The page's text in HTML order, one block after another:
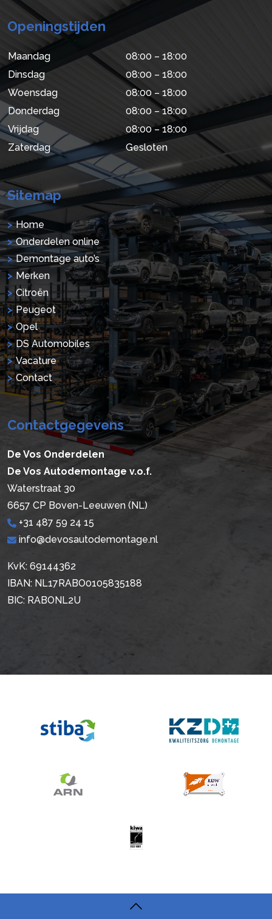
Openingstijden
Maandag
08:00 – 18:00
Dinsdag
08:00 – 18:00
Woensdag
08:00 – 18:00
Donderdag
08:00 – 18:00
Vrijdag
08:00 – 18:00
Zaterdag
Gesloten
Sitemap
Home
Onderdelen online
Demontage auto’s
Merken
Citroën
Peugeot
Opel
DS Automobiles
Vacature
Contact
Contactgegevens
De Vos Onderdelen
De Vos Autodemontage v.o.f.
Waterstraat 30
6657 CP Boven-Leeuwen (NL)
+31 487 59 24 15
info@devosautodemontage.nl
KvK: 69144362
IBAN: NL17RABO0105835188
BIC: RABONL2U